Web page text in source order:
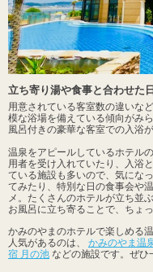
立ち寄り湯や食事と合わせた
用意されている客室数の違いな
模な浴場を備えている傾向がみ
風呂付きの豪華な客室での入浴
温泉をアピールしているホテル
用者を受け入れていたり、入浴
ている施設も多いので、気にな
てみたり、特別な日の食事会や
メ。たくさんのホテルが立ち並
お風呂に立ち寄ることで、ちょ
かみのやまのホテルで楽しめる
人気があるのは、 かみのやま温
宿 月の池 などの施設です。ぜひ